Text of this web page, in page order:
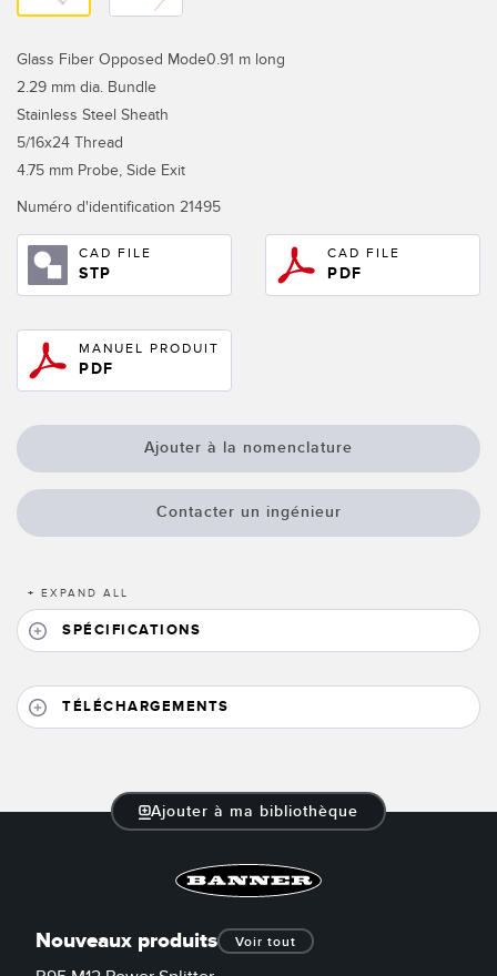
Capteurs de température
Capteurs de surveillance des conditions
Capteurs de vibrations
ACCESSORIES
Convertisseurs
Câbles
LOGICIELS
TECHNOLOGY
Capteurs avec IO-Link
Télésurveillance
LIENS CONNEXES
IO-Link
Glass Fiber Opposed Mode0.91 m long
2.29 mm dia. Bundle
Stainless Steel Sheath
5/16x24 Thread
4.75 mm Probe, Side Exit
Numéro d'identification 21495
CAD FILE
STP
CAD FILE
PDF
MANUEL PRODUIT
PDF
Ajouter à la nomenclature
Contacter un ingénieur
+ EXPAND ALL
SPÉCIFICATIONS
TÉLÉCHARGEMENTS
Ajouter à ma bibliothèque
Nouveaux produits Voir tout